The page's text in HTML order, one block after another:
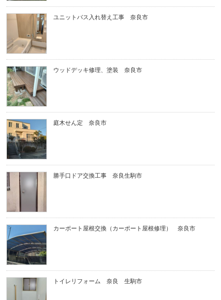
ユニットバス入れ替え工事 奈良市
ウッドデッキ修理、塗装 奈良市
庭木せん定 奈良市
勝手口ドア交換工事 奈良生駒市
カーポート屋根交換（カーポート屋根修理） 奈良市
トイレリフォーム 奈良 生駒市